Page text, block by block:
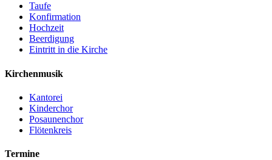
Taufe
Konfirmation
Hochzeit
Beerdigung
Eintritt in die Kirche
Kirchenmusik
Kantorei
Kinderchor
Posaunenchor
Flötenkreis
Termine